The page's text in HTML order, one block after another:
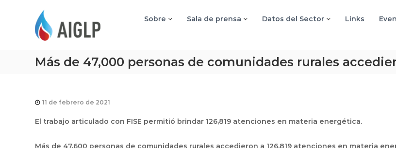
Sobre Sala de prensa Datos del Sector Links
Más de 47,000 personas de comunidades rurales
11 de febrero de 2021
El trabajo articulado con FISE permitió brindar 126,819 atenciones en materia energética.
Más de 47,600 personas de comunidades rurales accedieron a 126,819 atenciones en materia